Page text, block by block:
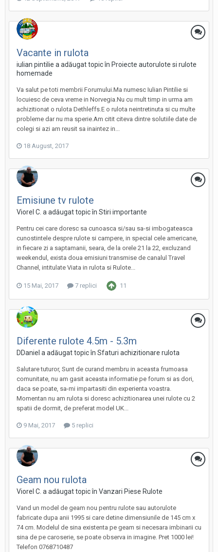
Vacante in rulota
iulian pintilie a adăugat topic în Proiecte autorulote si rulote
homemade
Va salut pe toti membrii Forumului.Ma numesc Iulian Pintilie si
locuiesc de ceva vreme in Norvegia.Nu cu mult timp in urma am
achizitionat o rulota Dethleffs.E o rulota neintretinuta si cu multe
probleme dar nu ma sperie.Am citit citeva dintre solutiile date de
colegi si azi am reusit sa inaintez in...
18 August, 2017
Emisiune tv rulote
Viorel C. a adăugat topic în Stiri importante
Pentru cei care doresc sa cunoasca si/sau sa-si imbogateasca
cunostintele despre rulote si campere, in special cele americane,
in fiecare zi a saptamanii, seara, de la orele 21 la 22, excluzand
weekendul, exista doua emisiuni transmise de canalul Travel
Channel, intitulate Viata in rulota si Rulote...
15 Mai, 2017 7 replici 11
Diferente rulote 4.5m - 5.3m
DDaniel a adăugat topic în Sfaturi achizitionare rulota
Salutare tuturor, Sunt de curand membru in aceasta frumoasa
comunitate, nu am gasit aceasta informatie pe forum si as dori,
daca se poate, sa-mi impartasiti din experienta voastra.
Momentan nu am rulota si doresc achizitionarea unei rulote cu 2
spatii de dormit, de preferat model UK...
9 Mai, 2017 5 replici
Geam nou rulota
Viorel C. a adăugat topic în Vanzari Piese Rulote
Vand un model de geam nou pentru rulote sau autorulote
fabricate dupa anii 1995 si care detine dimensiunile de 145 cm x
74 cm. Modelul de sina existenta pe geam si necesara imbinarii cu
sina de pe caroserie, se poate observa in imagine. Pret 1000 lei!
Telefon 0768710487